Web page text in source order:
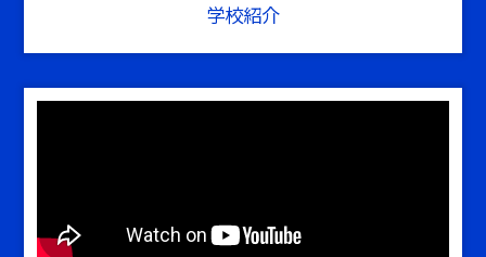
学校紹介